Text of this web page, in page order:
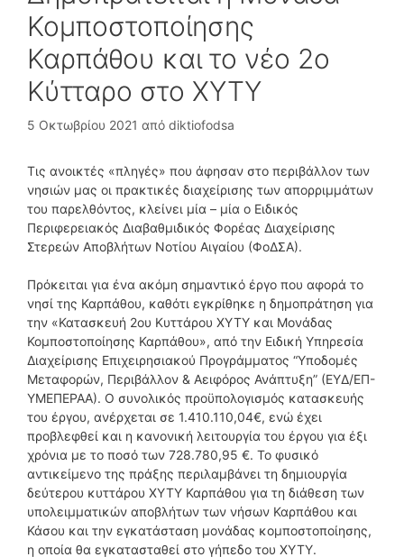
Κομποστοποίησης
Καρπάθου και το νέο 2ο
Κύτταρο στο ΧΥΤΥ
5 Οκτωβρίου 2021 από diktiofodsa
Τις ανοικτές «πληγές» που άφησαν στο περιβάλλον των
νησιών μας οι πρακτικές διαχείρισης των απορριμμάτων
του παρελθόντος, κλείνει μία – μία ο Ειδικός
Περιφερειακός Διαβαθμιδικός Φορέας Διαχείρισης
Στερεών Αποβλήτων Νοτίου Αιγαίου (ΦοΔΣΑ).
Πρόκειται για ένα ακόμη σημαντικό έργο που αφορά το
νησί της Καρπάθου, καθότι εγκρίθηκε η δημοπράτηση για
την «Κατασκευή 2ου Κυττάρου ΧΥΤΥ και Μονάδας
Κομποστοποίησης Καρπάθου», από την Ειδική Υπηρεσία
Διαχείρισης Επιχειρησιακού Προγράμματος “Υποδομές
Μεταφορών, Περιβάλλον & Αειφόρος Ανάπτυξη” (ΕΥΔ/ΕΠ-
ΥΜΕΠΕΡΑΑ). Ο συνολικός προϋπολογισμός κατασκευής
του έργου, ανέρχεται σε 1.410.110,04€, ενώ έχει
προβλεφθεί και η κανονική λειτουργία του έργου για έξι
χρόνια με το ποσό των 728.780,95 €. Το φυσικό
αντικείμενο της πράξης περιλαμβάνει τη δημιουργία
δεύτερου κυττάρου ΧΥΤΥ Καρπάθου για τη διάθεση των
υπολειμματικών αποβλήτων των νήσων Καρπάθου και
Κάσου και την εγκατάσταση μονάδας κομποστοποίησης,
η οποία θα εγκατασταθεί στο γήπεδο του ΧΥΤΥ.